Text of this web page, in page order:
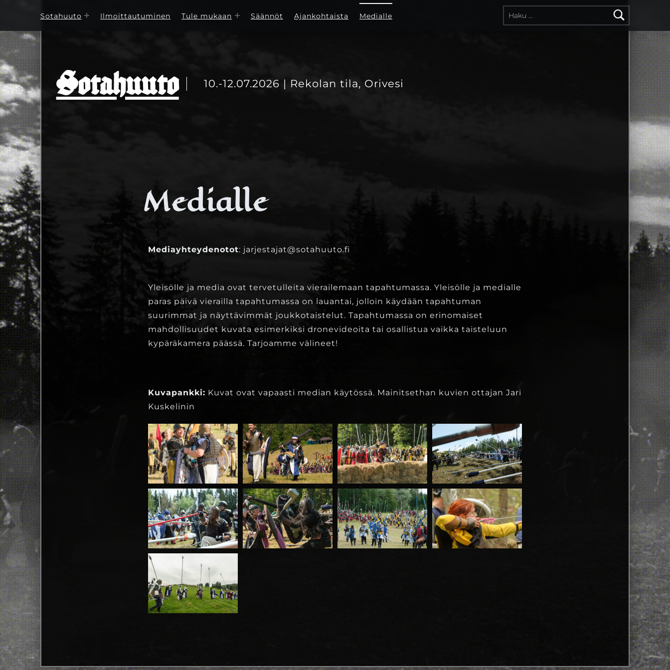
Sotahuuto Ilmoittautuminen Tule mukaan Säännöt Ajankohtaista Medialle
Sotahuuto 10.-12.07.2026 | Rekolan tila, Orivesi
Medialle
Mediayhteydenotot: jarjestajat@sotahuuto.fi
Yleisölle ja media ovat tervetulleita vierailemaan tapahtumassa. Yleisölle ja medialle
paras päivä vierailla tapahtumassa on lauantai, jolloin käydään tapahtuman
suurimmat ja näyttävimmät joukkotaistelut. Tapahtumassa on erinomaiset
mahdollisuudet kuvata esimerkiksi dronevideoita tai osallistua vaikka taisteluun
kypäräkamera päässä. Tarjoamme välineet!
Kuvapankki: Kuvat ovat vapaasti median käytössä. Mainitsethan kuvien ottajan Jari
Kuskelinin